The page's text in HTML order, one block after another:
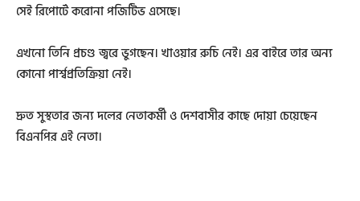
সেই রিপোর্টে করোনা পজিটিভ এসেছে।
এখনো তিনি প্রচণ্ড জ্বরে ভুগছেন। খাওয়ার রুচি নেই। এর বাইরে তার অন্য
কোনো পার্শ্বপ্রতিক্রিয়া নেই।
দ্রুত সুস্থতার জন্য দলের নেতাকর্মী ও দেশবাসীর কাছে দোয়া চেয়েছেন
বিএনপির এই নেতা।